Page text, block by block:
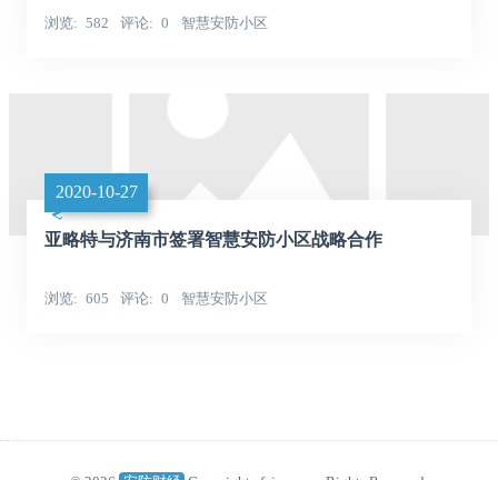
浏览 582 评论 0 智慧安防小区
2020-10-27
亚略特与济南市签署智慧安防小区战略合作
浏览 605 评论 0 智慧安防小区